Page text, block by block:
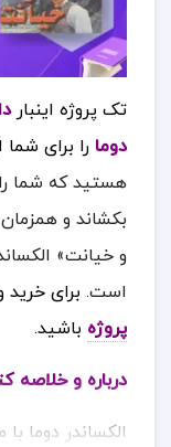
تک پروژه اینبار
دوما را برای
هستید که شما
بکشاند و
و خیانت»
است. برای
پروژه باشید.
درباره و خلاصه
الکساندر دوما